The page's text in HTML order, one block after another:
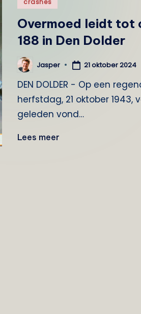
o
g
Z
e
i
crashes
Overmoed leidt tot
188 in Den Dolder
Geplaatst
door
Jasper 21 oktober 2024
DEN DOLDER - Op een
herfstdag, 21 oktober 1943,
geleden vond…
Lees meer